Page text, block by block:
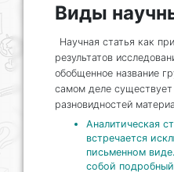
Виды
Научная статья как
результатов
обобщенное название
самом деле
разновидностей
Аналитическая
встречается
письменном
собой